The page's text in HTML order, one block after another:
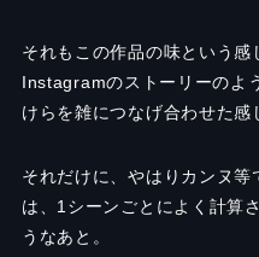
それもこの作品の味という
Instagramのストーリーのよ
けらを雑につなげ合わせた感
それだけに、やはりカンヌ
は、1シーンごとによく計算
うなあと。